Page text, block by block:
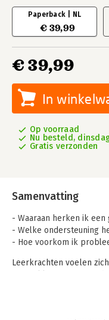
Paperback | NL
€ 39,99
€ 39,99
In
Op voorraad
Nu besteld,
Gratis verzonden
Samenvatting
- Waaraan herken ik
- Welke ondersteuning
- Hoe voorkom ik
Leerkrachten voelen